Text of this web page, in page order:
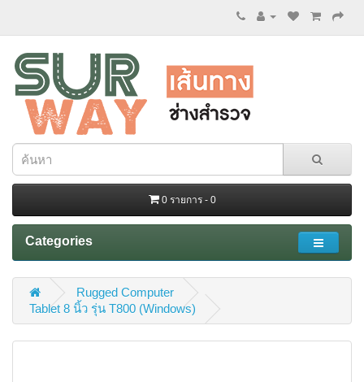
0 รายการ - 0
Categories
Rugged Computer
Tablet 8 นิ้ว รุ่น T800 (Windows)